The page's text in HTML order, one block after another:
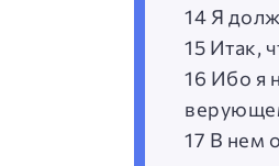
14 Я
15 Итак,
16 Ибо я
17 В нем